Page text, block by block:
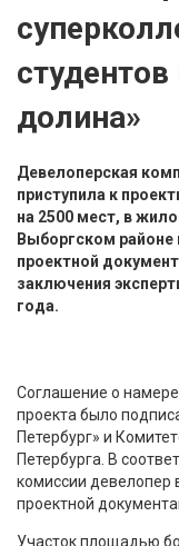
долина»
Девелоперская
приступила к
на 2500 мест, в
Выборгском районе
проектной
заключения
года.
Соглашение о
проекта было
Петербург» и
Петербурга. В
комиссии девелопер
проектной
Участок площадью